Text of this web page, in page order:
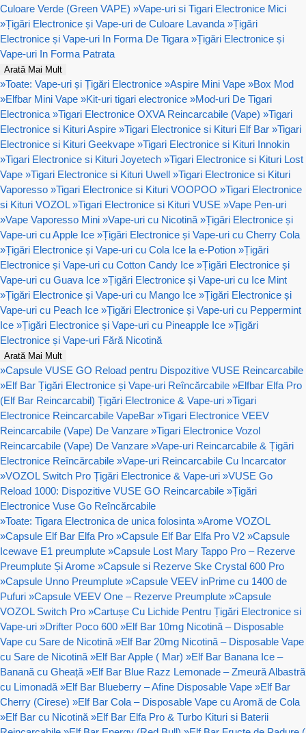
Culoare Verde (Green VAPE) »Vape-uri si Tigari Electronice Mici
»Țigări Electronice și Vape-uri de Culoare Lavanda »Țigări
Electronice și Vape-uri In Forma De Tigara »Țigări Electronice și
Vape-uri In Forma Patrata
Arată Mai Mult
»Toate: Vape-uri și Țigări Electronice »Aspire Mini Vape »Box Mod
»Elfbar Mini Vape »Kit-uri tigari electronice »Mod-uri De Tigari
Electronica »Tigari Electronice OXVA Reincarcabile (Vape) »Tigari
Electronice si Kituri Aspire »Tigari Electronice si Kituri Elf Bar »Tigari
Electronice si Kituri Geekvape »Tigari Electronice si Kituri Innokin
»Tigari Electronice si Kituri Joyetech »Tigari Electronice si Kituri Lost
Vape »Tigari Electronice si Kituri Uwell »Tigari Electronice si Kituri
Vaporesso »Tigari Electronice si Kituri VOOPOO »Tigari Electronice
si Kituri VOZOL »Tigari Electronice si Kituri VUSE »Vape Pen-uri
»Vape Vaporesso Mini »Vape-uri cu Nicotină »Țigări Electronice și
Vape-uri cu Apple Ice »Țigări Electronice și Vape-uri cu Cherry Cola
»Țigări Electronice și Vape-uri cu Cola Ice la e-Potion »Țigări
Electronice și Vape-uri cu Cotton Candy Ice »Țigări Electronice și
Vape-uri cu Guava Ice »Țigări Electronice și Vape-uri cu Ice Mint
»Țigări Electronice și Vape-uri cu Mango Ice »Țigări Electronice și
Vape-uri cu Peach Ice »Țigări Electronice și Vape-uri cu Peppermint
Ice »Țigări Electronice și Vape-uri cu Pineapple Ice »Țigări
Electronice și Vape-uri Fără Nicotină
Arată Mai Mult
»Capsule VUSE GO Reload pentru Dispozitive VUSE Reincarcabile
»Elf Bar Țigări Electronice și Vape-uri Reîncărcabile »Elfbar Elfa Pro
(Elf Bar Reincarcabil) Țigări Electronice & Vape-uri »Tigari
Electronice Reincarcabile VapeBar »Tigari Electronice VEEV
Reincarcabile (Vape) De Vanzare »Tigari Electronice Vozol
Reincarcabile (Vape) De Vanzare »Vape-uri Reincarcabile & Țigări
Electronice Reîncărcabile »Vape-uri Reincarcabile Cu Incarcator
»VOZOL Switch Pro Țigări Electronice & Vape-uri »VUSE Go
Reload 1000: Dispozitive VUSE GO Reincarcabile »Țigări
Electronice Vuse Go Reîncărcabile
»Toate: Tigara Electronica de unica folosinta »Arome VOZOL
»Capsule Elf Bar Elfa Pro »Capsule Elf Bar Elfa Pro V2 »Capsule
Icewave E1 preumplute »Capsule Lost Mary Tappo Pro – Rezerve
Preumplute Și Arome »Capsule si Rezerve Ske Crystal 600 Pro
»Capsule Unno Preumplute »Capsule VEEV inPrime cu 1400 de
Pufuri »Capsule VEEV One – Rezerve Preumplute »Capsule
VOZOL Switch Pro »Cartușe Cu Lichide Pentru Țigări Electronice si
Vape-uri »Drifter Poco 600 »Elf Bar 10mg Nicotină – Disposable
Vape cu Sare de Nicotină »Elf Bar 20mg Nicotină – Disposable Vape
cu Sare de Nicotină »Elf Bar Apple ( Mar) »Elf Bar Banana Ice –
Banană cu Gheață »Elf Bar Blue Razz Lemonade – Zmeură Albastră
cu Limonadă »Elf Bar Blueberry – Afine Disposable Vape »Elf Bar
Cherry (Cirese) »Elf Bar Cola – Disposable Vape cu Aromă de Cola
»Elf Bar cu Nicotină »Elf Bar Elfa Pro & Turbo Kituri si Baterii